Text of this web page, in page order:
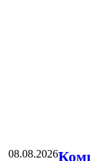
08.08.2026